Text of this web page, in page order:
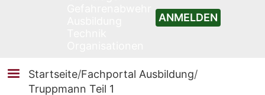
ANMELDEN
Startseite/Fachportal Ausbildung/
Truppmann Teil 1